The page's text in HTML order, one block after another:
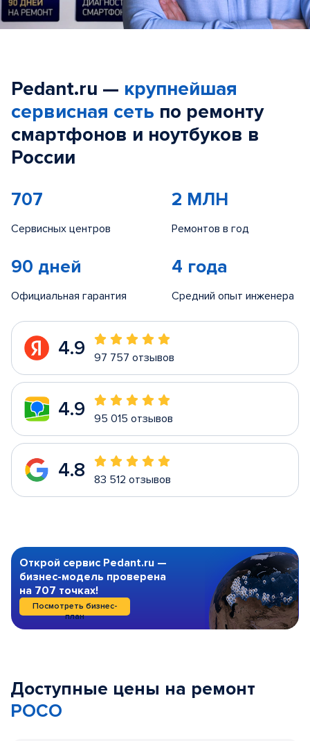
Pedant.ru — крупнейшая
сервисная сеть по ремонту
смартфонов и ноутбуков в
России
707
Сервисных центров
2 МЛН
Ремонтов в год
90 дней
Официальная гарантия
4 года
Средний опыт инженера
4.9 97 757 отзывов
4.9 95 015 отзывов
4.8 83 512 отзывов
Открой сервис Pedant.ru —
бизнес-модель проверена
на 707 точках!
Посмотреть бизнес-
план
Доступные цены на ремонт
POCO